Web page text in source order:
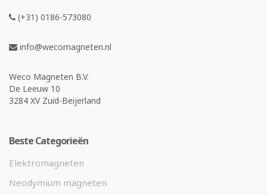
(+31) 0186-573080
info@wecomagneten.nl
Weco Magneten B.V.
De Leeuw 10
3284 XV Zuid-Beijerland
Beste Categorieën
Elektromagneten
Neodymium magneten